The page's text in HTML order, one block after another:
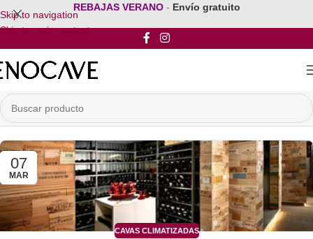
Skip to navigation
Skip to main content
REBAJAS VERANO - Envío gratuito
07
MAR
CAVAS CLIMATIZADAS